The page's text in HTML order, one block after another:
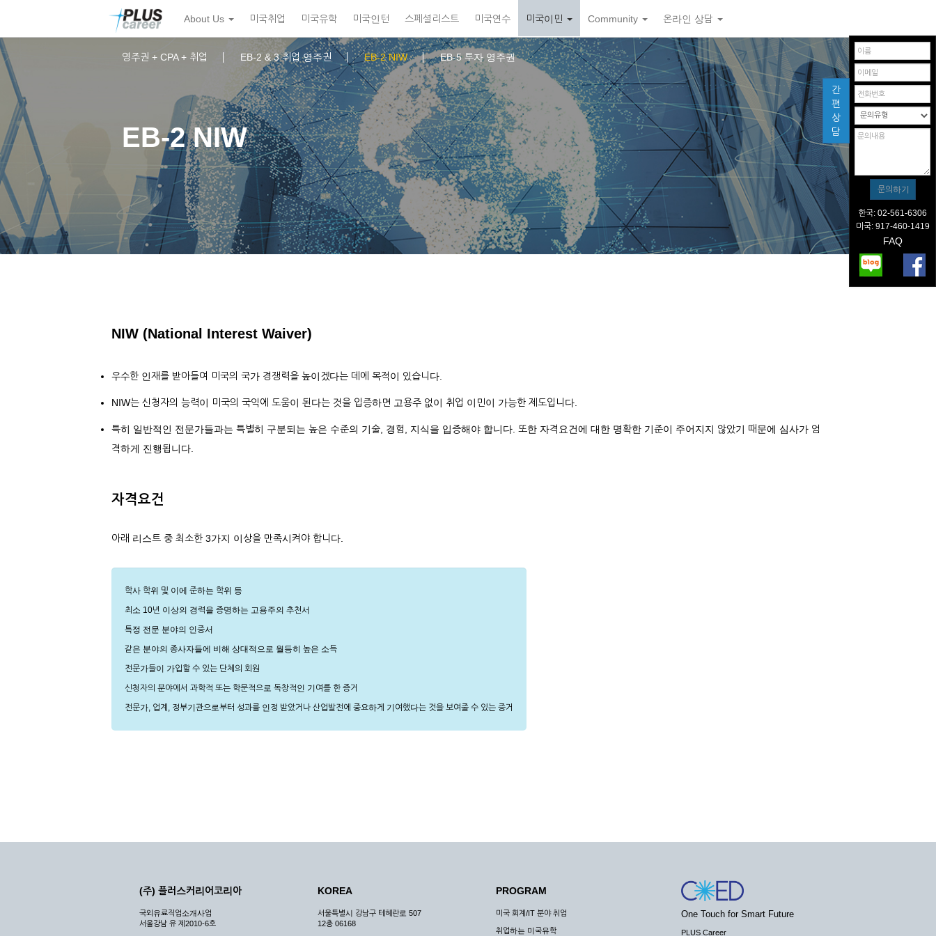
로
가
기
뉴
토
About Us 미국취업 미국유학 미국인턴 스페셜리스트 미국연수 미국이민 Community 온라인 상담
영주권 + CPA + 취업 EB-2 & 3 취업 영주권 EB-2 NIW EB-5 투자 영주권
EB-2 NIW
NIW (National Interest Waiver)
우수한 인재를 받아들여 미국의 국가 경쟁력을 높이겠다는 데에 목적이 있습니다.
NIW는 신청자의 능력이 미국의 국익에 도움이 된다는 것을 입증하면 고용주 없이 취업 이민이 가능한 제도입니다.
특히 일반적인 전문가들과는 특별히 구분되는 높은 수준의 기술, 경험, 지식을 입증해야 합니다. 또한 자격요건에 대한 명확한 기준이 주어지지 않았기 때문에 심사가 엄
격하게 진행됩니다.
자격요건
아래 리스트 중 최소한 3가지 이상을 만족시켜야 합니다.
학사 학위 및 이에 준하는 학위 등
최소 10년 이상의 경력을 증명하는 고용주의 추천서
특정 전문 분야의 인증서
같은 분야의 종사자들에 비해 상대적으로 월등히 높은 소득
전문가들이 가입할 수 있는 단체의 회원
신청자의 분야에서 과학적 또는 학문적으로 독창적인 기여를 한 증거
전문가, 업계, 정부기관으로부터 성과를 인정 받았거나 산업발전에 중요하게 기여했다는 것을 보여줄 수 있는 증거
간
편
상
담
한국: 02-561-6306
미국: 917-460-1419
FAQ
(주) 플러스커리어코리아
국외유료직업소개사업
서울강남 유 제2010-6호
KOREA
서울특별시 강남구 테헤란로 507
12층 06168
PROGRAM
미국 회계/IT 분야 취업
취업하는 미국유학
One Touch for Smart Future
PLUS Career